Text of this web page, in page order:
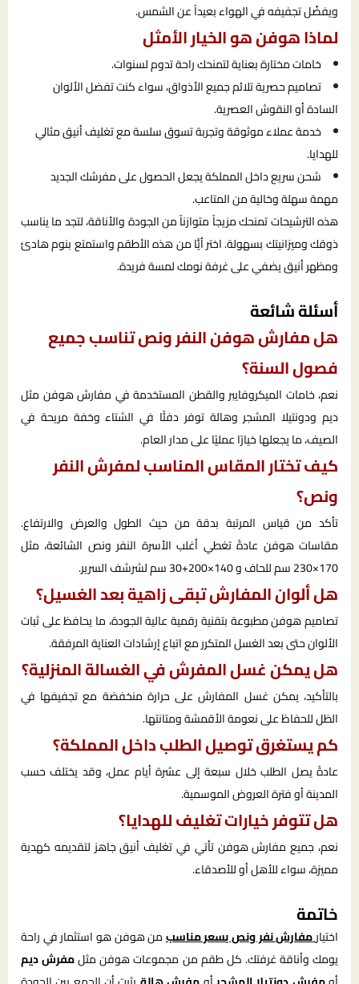
ويفضّل تجفيفه في الهواء بعيداً عن الشمس.
لماذا هوفن هو الخيار الأمثل
خامات مختارة بعناية لتمنحك راحة تدوم لسنوات.
تصاميم حصرية تلائم جميع الأذواق، سواء كنت تفضل الألوان
السادة أو النقوش العصرية.
خدمة عملاء موثوقة وتجربة تسوق سلسة مع تغليف أنيق مثالي
للهدايا.
شحن سريع داخل المملكة يجعل الحصول على مفرشك الجديد
مهمة سهلة وخالية من المتاعب.
هذه الترشيحات تمنحك مزيجاً متوازناً من الجودة والأناقة، لتجد ما يناسب
ذوقك وميزانيتك بسهولة. اختر أيًّا من هذه الأطقم واستمتع بنوم هادئ
ومظهر أنيق يضفي على غرفة نومك لمسة فريدة.
أسئلة شائعة
هل مفارش هوفن النفر ونص تناسب جميع
فصول السنة؟
نعم، خامات الميكروفايبر والقطن المستخدمة في مفارش هوفن مثل
ديم ودونتيلا المشجر وهالة توفر دفئًا في الشتاء وخفة مريحة في
الصيف، ما يجعلها خيارًا عمليًا على مدار العام.
كيف تختار المقاس المناسب لمفرش النفر
ونص؟
تأكد من قياس المرتبة بدقة من حيث الطول والعرض والارتفاع.
مقاسات هوفن عادةً تغطي أغلب الأسرة النفر ونص الشائعة، مثل
170×230 سم للحاف و 140×200+30 سم لشرشف السرير.
هل ألوان المفارش تبقى زاهية بعد الغسيل؟
تصاميم هوفن مطبوعة بتقنية رقمية عالية الجودة، ما يحافظ على ثبات
الألوان حتى بعد الغسل المتكرر مع اتباع إرشادات العناية المرفقة.
هل يمكن غسل المفرش في الغسالة المنزلية؟
بالتأكيد، يمكن غسل المفارش على حرارة منخفضة مع تجفيفها في
الظل للحفاظ على نعومة الأقمشة ومتانتها.
كم يستغرق توصيل الطلب داخل المملكة؟
عادةً يصل الطلب خلال سبعة إلى عشرة أيام عمل، وقد يختلف حسب
المدينة أو فترة العروض الموسمية.
هل تتوفر خيارات تغليف للهدايا؟
نعم، جميع مفارش هوفن تأتي في تغليف أنيق جاهز لتقديمه كهدية
مميزة، سواء للأهل أو للأصدقاء.
خاتمة
اختيارمفارش نفر ونص بسعر مناسبمن هوفن هو استثمار في راحة
يومك وأناقة غرفتك. كل طقم من مجموعات هوفن مثلمفرش ديم